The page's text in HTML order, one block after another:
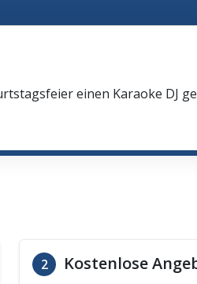
einen Karaoke DJ
2 Kostenlose